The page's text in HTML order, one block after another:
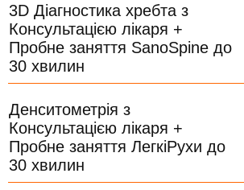
3D Діагностика хребта з
Консультацією лікаря +
Пробне заняття SanoSpine до
30 хвилин
Денситометрія з
Консультацією лікаря +
Пробне заняття ЛегкіРухи до
30 хвилин